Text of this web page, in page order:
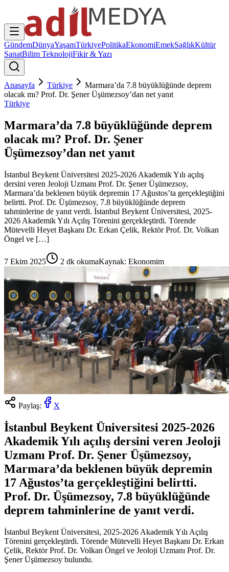
GündemDünyaYaşamTürkiyePolitikaEkonomiEmekSağlıkKültür
SanatBilim TeknolojiFikir & Yazı
Anasayfa Türkiye
Marmara’da 7.8 büyüklüğünde deprem
olacak mı? Prof. Dr. Şener Üşümezsoy’dan net yanıt
Türkiye
Marmara’da 7.8 büyüklüğünde deprem
olacak mı? Prof. Dr. Şener
Üşümezsoy’dan net yanıt
İstanbul Beykent Üniversitesi 2025-2026 Akademik Yılı açılış
dersini veren Jeoloji Uzmanı Prof. Dr. Şener Üşümezsoy,
Marmara’da beklenen büyük depremin 17 Ağustos’ta gerçekleştiğini
belirtti. Prof. Dr. Üşümezsoy, 7.8 büyüklüğünde deprem
tahminlerine de yanıt verdi. İstanbul Beykent Üniversitesi, 2025-
2026 Akademik Yılı Açılış Törenini gerçekleştirdi. Törende
Mütevelli Heyet Başkanı Dr. Erkan Çelik, Rektör Prof. Dr. Volkan
Öngel ve […]
7 Ekim 2025 2 dk okumaKaynak: Ekonomim
Paylaş: X
İstanbul Beykent Üniversitesi 2025-2026
Akademik Yılı açılış dersini veren Jeoloji
Uzmanı Prof. Dr. Şener Üşümezsoy,
Marmara’da beklenen büyük depremin
17 Ağustos’ta gerçekleştiğini belirtti.
Prof. Dr. Üşümezsoy, 7.8 büyüklüğünde
deprem tahminlerine de yanıt verdi.
İstanbul Beykent Üniversitesi, 2025-2026 Akademik Yılı Açılış
Törenini gerçekleştirdi. Törende Mütevelli Heyet Başkanı Dr. Erkan
Çelik, Rektör Prof. Dr. Volkan Öngel ve Jeoloji Uzmanı Prof. Dr.
Şener Üşümezsoy bulundu.